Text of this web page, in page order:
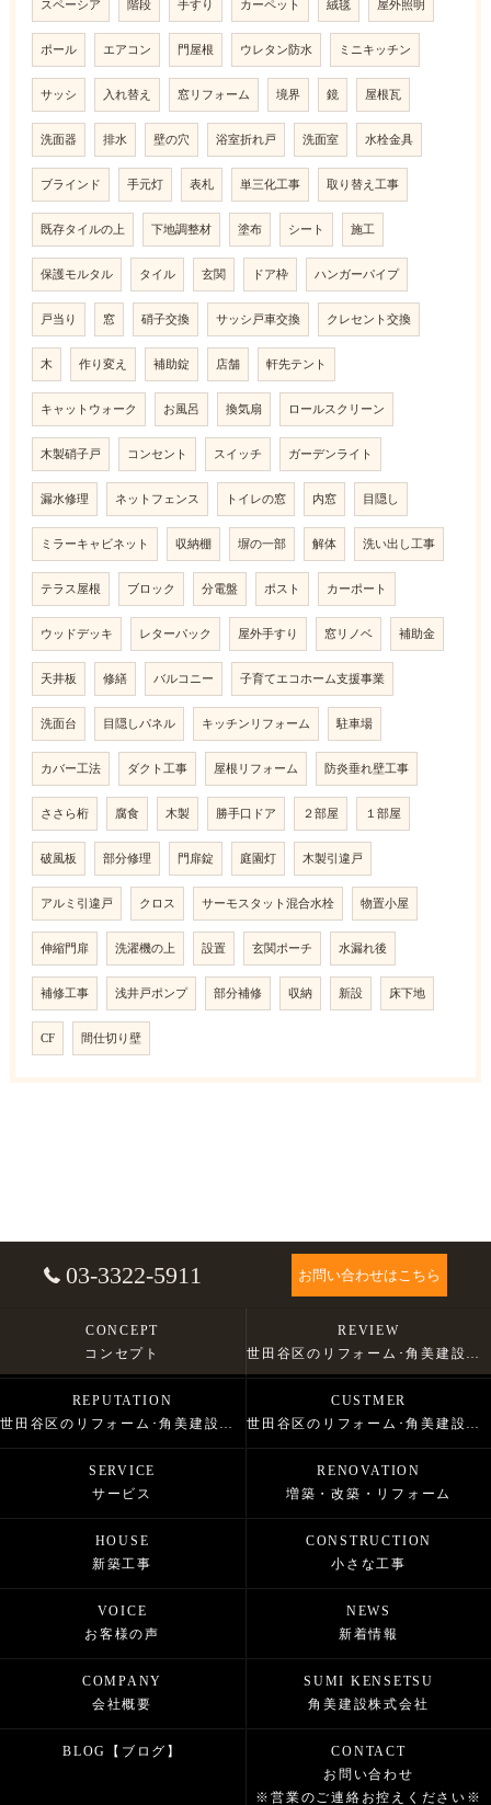
スペーシア 階段 手すり カーペット 絨毯 屋外照明
ポール エアコン 門屋根 ウレタン防水 ミニキッチン
サッシ 入れ替え 窓リフォーム 境界 鏡 屋根瓦
洗面器 排水 壁の穴 浴室折れ戸 洗面室 水栓金具
ブラインド 手元灯 表札 単三化工事 取り替え工事
既存タイルの上 下地調整材 塗布 シート 施工
保護モルタル タイル 玄関 ドア枠 ハンガーパイプ
戸当り 窓 硝子交換 サッシ戸車交換 クレセント交換
木 作り変え 補助錠 店舗 軒先テント
キャットウォーク お風呂 換気扇 ロールスクリーン
木製硝子戸 コンセント スイッチ ガーデンライト
漏水修理 ネットフェンス トイレの窓 内窓 目隠し
ミラーキャビネット 収納棚 塀の一部 解体 洗い出し工事
テラス屋根 ブロック 分電盤 ポスト カーポート
ウッドデッキ レターパック 屋外手すり 窓リノベ 補助金
天井板 修繕 バルコニー 子育てエコホーム支援事業
洗面台 目隠しパネル キッチンリフォーム 駐車場
カバー工法 ダクト工事 屋根リフォーム 防炎垂れ壁工事
ささら桁 腐食 木製 勝手口ドア ２部屋 １部屋
破風板 部分修理 門扉錠 庭園灯 木製引違戸
アルミ引違戸 クロス サーモスタット混合水栓 物置小屋
伸縮門扉 洗濯機の上 設置 玄関ポーチ 水漏れ後
補修工事 浅井戸ポンプ 部分補修 収納 新設 床下地
CF 間仕切り壁
03-3322-5911 お問い合わせはこちら
CONCEPT
コンセプト
REVIEW
世田谷区のリフォーム･角美建設株式会社の口コミ情報
REPUTATION
世田谷区のリフォーム･角美建設株式会社の評判
CUSTMER
世田谷区のリフォーム･角美建設株式会社のお客様の声
SERVICE
サービス
RENOVATION
増築・改築・リフォーム
HOUSE
新築工事
CONSTRUCTION
小さな工事
VOICE
お客様の声
NEWS
新着情報
COMPANY
会社概要
SUMI KENSETSU
角美建設株式会社
BLOG【ブログ】
CONTACT
お問い合わせ
※営業のご連絡お控えください※